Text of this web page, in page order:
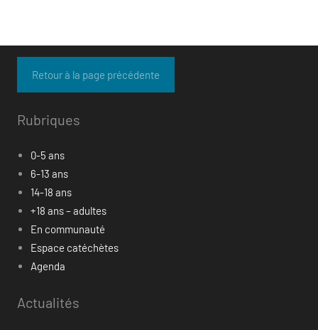
Rubriques
0-5 ans
6-13 ans
14-18 ans
+18 ans – adultes
En communauté
Espace catéchètes
Agenda
Actualités